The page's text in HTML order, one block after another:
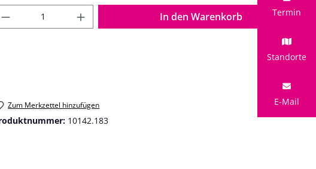
Produkt Anzahl: Gib den gewünschten Wert
In den Warenkorb
Zum Merkzettel hinzufügen
10142.183
Termin
Standorte
E-Mail